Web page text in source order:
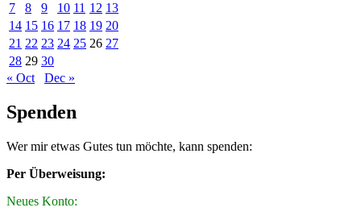
7
8 9 10 11 12 13
14 15 16 17 18 19 20
21 22 23 24 25 26 27
28 29 30
« Oct
Dec »
Spenden
Wer mir etwas Gutes tun möchte, kann spenden:
Per Überweisung:
Neues Konto: